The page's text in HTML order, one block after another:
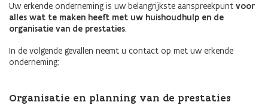
Uw erkende onderneming is uw belangrijkste aanspreekpunt voor
alles wat te maken heeft met uw huishoudhulp en de
organisatie van de prestaties.
In de volgende gevallen neemt u contact op met uw erkende
onderneming:
Organisatie en planning van de prestaties